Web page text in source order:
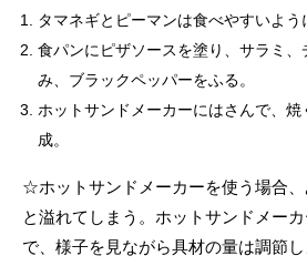
タマネギとピーマンは食べやすいよう
食パンにピザソースを塗り、サラミ、
み、ブラックペッパーをふる。
ホットサンドメーカーにはさんで、
成。
☆ホットサンドメーカーを使う場合
と溢れてしまう。ホットサンドメー
で、様子を見ながら具材の量は調節